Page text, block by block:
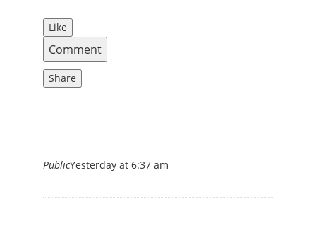
Like
Comment
Share
PublicYesterday at 6:37 am